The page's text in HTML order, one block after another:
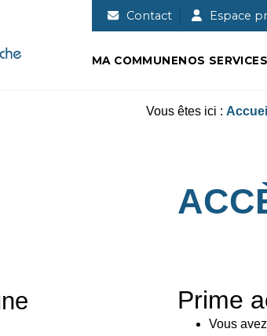
Commune nouvelle de Mesnil-en-Ouche
Contact Espace
MA COMMUNENOS SERVICES
Vous êtes ici : Accueil
Prime
Vous